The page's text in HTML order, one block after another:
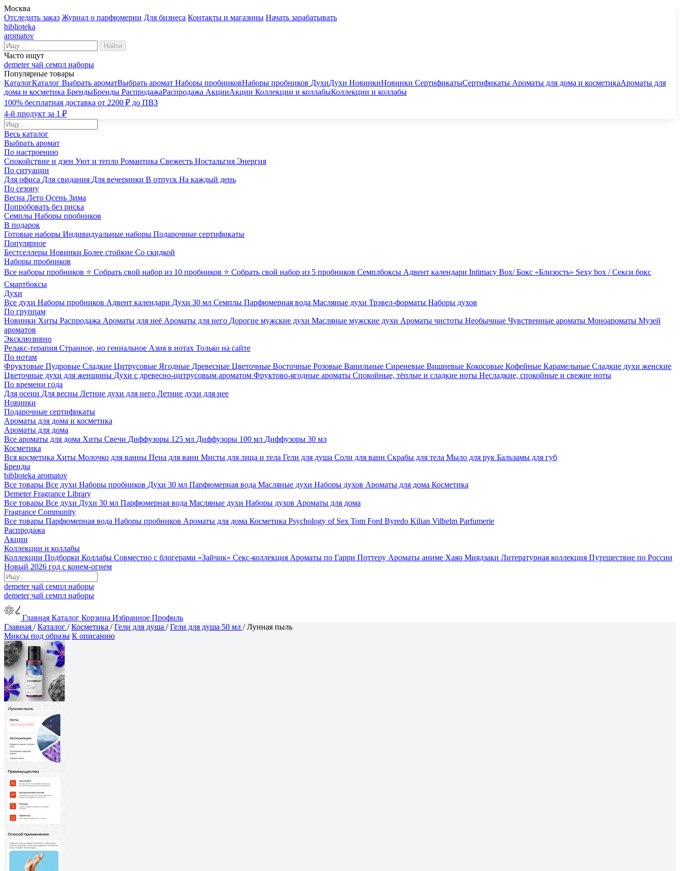
Москва
Отследить заказ Журнал о парфюмерии Для бизнеса Контакты и магазины Начать зарабатывать
biblioteka
aromatov
Найти
Часто ищут
demeterчай семпл наборы
Популярные товары
КаталогКаталог Выбрать ароматВыбрать аромат Наборы пробниковНаборы пробников ДухиДухи НовинкиНовинки СертификатыСертификаты Ароматы для дома и косметикаАроматы для
дома и косметика БрендыБренды РаспродажаРаспродажа АкцииАкции Коллекции и коллабыКоллекции и коллабы
100% бесплатная доставка от 2200 ₽ до ПВЗ
4-й продукт за 1 ₽
Весь каталог
Выбрать аромат
По настроению
Спокойствие и дзен Уют и тепло Романтика Свежесть Ностальгия Энергия
По ситуации
Для офиса Для свидания Для вечеринки В отпуск На каждый день
По сезону
Весна Лето Осень Зима
Попробовать без риска
Семплы Наборы пробников
В подарок
Готовые наборы Индивидуальные наборы Подарочные сертификаты
Популярное
Бестселлеры Новинки Более стойкие Со скидкой
Наборы пробников
Все наборы пробников ⭐ Собрать свой набор из 10 пробников ⭐ Собрать свой набор из 5 пробников Семплбоксы Адвент календари Intimacy Box/ Бокс «Близость» Sexy box / Секси бокс
Смартбоксы
Духи
Все духи Наборы пробников Адвент календари Духи 30 мл Семплы Парфюмерная вода Масляные духи Трэвел-форматы Наборы духов
По группам
Новинки Хиты Распродажа Ароматы для неё Ароматы для него Дорогие мужские духи Масляные мужские духи Ароматы чистоты Необычные Чувственные ароматы Моноароматы Музей
ароматов
Эксклюзивно
Релакс-терапия Странное, но гениальное Азия в нотах Только на сайте
По нотам
Фруктовые Пудровые Сладкие Цитрусовые Ягодные Древесные Цветочные Восточные Розовые Ванильные Сиреневые Вишневые Кокосовые Кофейные Карамельные Сладкие духи женские
Цветочные духи для женщины Духи с древесно-цитрусовым ароматом Фруктово-ягодные ароматы Спокойные, тёплые и сладкие ноты Несладкие, спокойные и свежие ноты
По времени года
Для осени Для весны Летние духи для него Летние духи для нее
Новинки
Подарочные сертификаты
Ароматы для дома и косметика
Ароматы для дома
Все ароматы для дома Хиты Свечи Диффузоры 125 мл Диффузоры 100 мл Диффузоры 30 мл
Косметика
Вся косметика Хиты Молочко для ванны Пена для ванн Мисты для лица и тела Гели для душа Соли для ванн Скрабы для тела Мыло для рук Бальзамы для губ
Бренды
biblioteka aromatov
Все товары Все духи Наборы пробников Духи 30 мл Парфюмерная вода Масляные духи Наборы духов Ароматы для дома Косметика
Demeter Fragrance Library
Все товары Все духи Духи 30 мл Парфюмерная вода Масляные духи Наборы духов Ароматы для дома
Fragrance Community
Все товары Парфюмерная вода Наборы пробников Ароматы для дома Косметика Psychology of Sex Tom Ford Byredo Kilian Vilhelm Parfumerie
Распродажа
Акции
Коллекции и коллабы
Коллекции Подборки Коллабы Совместно с блогерами «Зайчик» Секс-коллекция Ароматы по Гарри Поттеру Ароматы аниме Хаяо Миядзаки Литературная коллекция Путешествие по России
Новый 2026 год с конем-огнем
demeterчай семпл наборы
demeterчай семпл наборы
Главная Каталог Корзина Избранное Профиль
Главная /Каталог /Косметика /Гели для душа /Гели для душа 50 мл /Лунная пыль
Миксы под образы К описанию